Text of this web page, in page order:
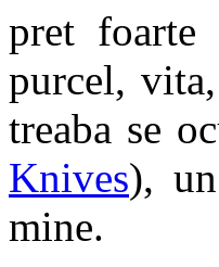
pret
purcel,
treaba se
Knives),
mine.